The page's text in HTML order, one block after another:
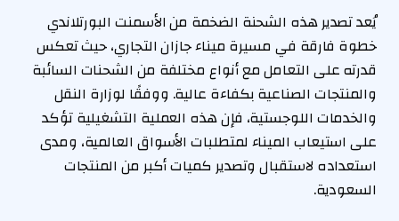
يُعد تصدير هذه الشحنة الضخمة من الأسمنت البورتلاندي
خطوة فارقة في مسيرة ميناء جازان التجاري، حيث تعكس
قدرته على التعامل مع أنواع مختلفة من الشحنات السائبة
والمنتجات الصناعية بكفاءة عالية. ووفقًا لوزارة النقل
والخدمات اللوجستية، فإن هذه العملية التشغيلية تؤكد
على استيعاب الميناء لمتطلبات الأسواق العالمية، ومدى
استعداده لاستقبال وتصدير كميات أكبر من المنتجات
السعودية.